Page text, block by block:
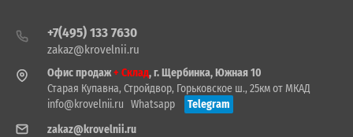
+7(495) 133 7630
zakaz@krovelnii.ru
Офис продаж+ Склад, г. Щербинка, Южная 10
Старая Купавна, Стройдвор, Горьковское ш., 25км от МКАД
info@krovelnii.ru Whatsapp
Telegram
zakaz@krovelnii.ru